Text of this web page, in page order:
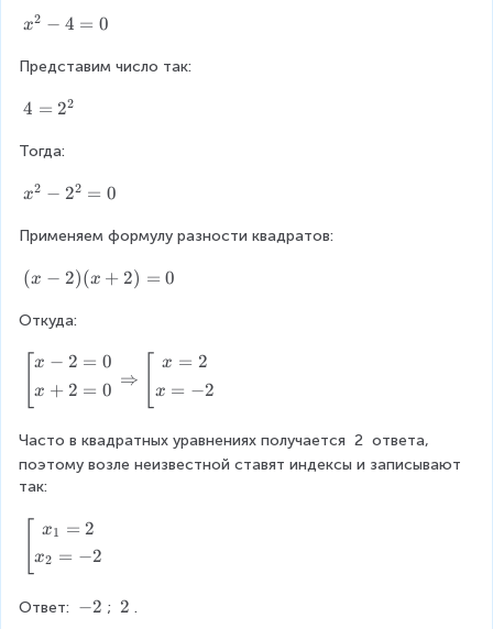
-
)
x
{
}
4
0
x2 − 4 = 0
Представим число так:
4
2
{
}
4 = 22
Тогда:
x
{
}
2
^
}
=
0
x2 − 22 = 0
Применяем формулу разности квадратов:
(
-
x
+
)
=
0
(x − 2)(x + 2) = 0
Откуда:
le
ft
\
b
e
g
{
g
x − 2 = 0
x + 2 = 0 ⇒
x = 2
x = −2
Часто в квадратных уравнениях получается 2 ответа,
поэтому возле неизвестной ставят индексы и записывают
так:
le
ft
\
x1 = 2
x2 = −2
Ответ: -
−2 ; \
2 .